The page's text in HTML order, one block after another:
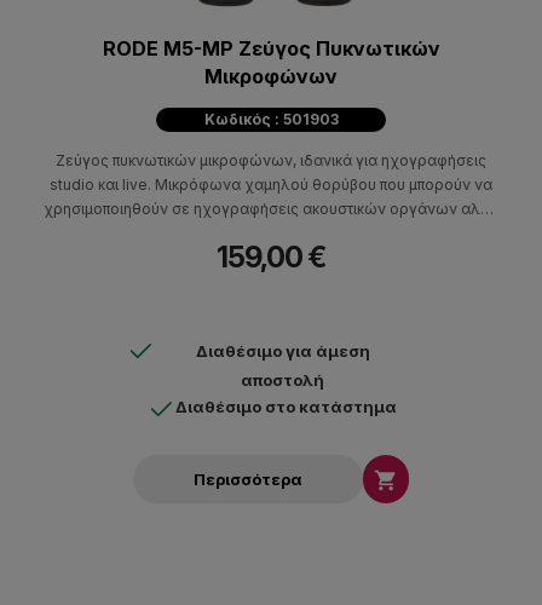
RODE M5-MP Ζεύγος Πυκνωτικών
Μικροφώνων
Κωδικός : 501903
Ζεύγος πυκνωτικών μικροφώνων, ιδανικά για ηχογραφήσεις
studio και live. Μικρόφωνα χαμηλού θορύβου που μπορούν να
χρησιμοποιηθούν σε ηχογραφήσεις ακουστικών οργάνων αλλά
περιλαμβάνει δύο πυκνωτικά καρδιοειδή μικρόφωνα με κάψα
159,00 €
Διαθέσιμο για άμεση
αποστολή
Διαθέσιμο στο κατάστημα
Περισσότερα 